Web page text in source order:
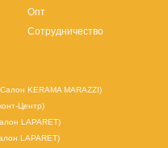
Опт
Сотрудничество
KERAMA MARAZZI)
Центр)
LAPARET)
LAPARET)